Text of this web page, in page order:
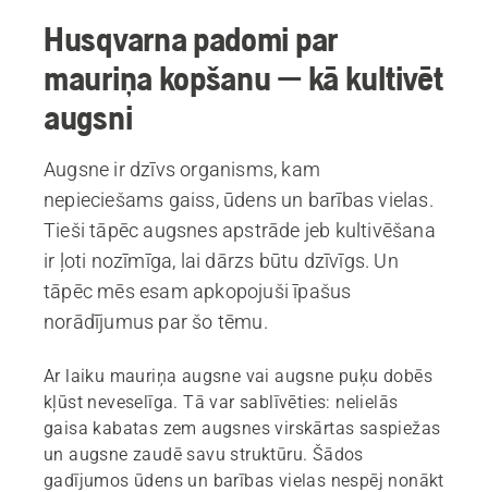
Husqvarna padomi par
mauriņa kopšanu — kā kultivēt
augsni
Augsne ir dzīvs organisms, kam
nepieciešams gaiss, ūdens un barības vielas.
Tieši tāpēc augsnes apstrāde jeb kultivēšana
ir ļoti nozīmīga, lai dārzs būtu dzīvīgs. Un
tāpēc mēs esam apkopojuši īpašus
norādījumus par šo tēmu.
Ar laiku mauriņa augsne vai augsne puķu dobēs
kļūst neveselīga. Tā var sablīvēties: nelielās
gaisa kabatas zem augsnes virskārtas saspiežas
un augsne zaudē savu struktūru. Šādos
gadījumos ūdens un barības vielas nespēj nonākt